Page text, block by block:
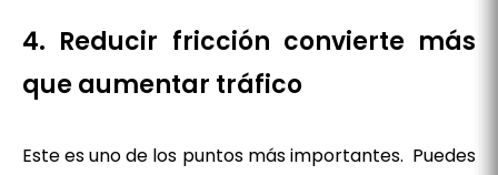
4. Reducir fricción convierte más
que aumentar tráfico
Este es uno de los puntos más importantes. Puedes